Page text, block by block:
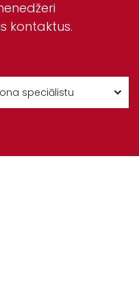
kontaktus.